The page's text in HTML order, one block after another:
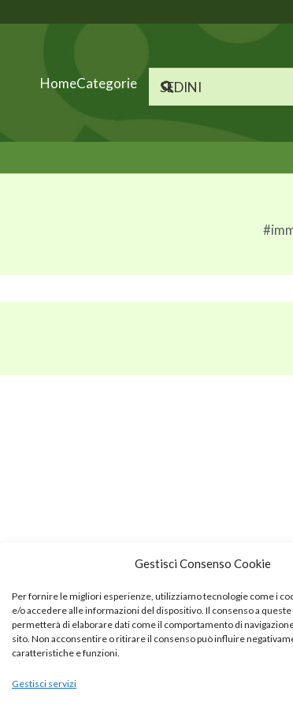
Gestisci Consenso Cookie
Per fornire le migliori esperienze, utilizziamo tecnologie come i
e/o accedere alle informazioni del dispositivo. Il consenso a
permetterà di elaborare dati come il comportamento di
sito. Non acconsentire o ritirare il consenso può influire
caratteristiche e funzioni.
Gestisci servizi
HomeCategorie